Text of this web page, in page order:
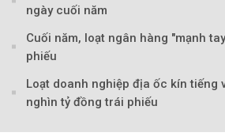
ngày cuối năm
Cuối năm, loạt ngân hàng "mạnh
phiếu
Loạt doanh nghiệp địa ốc kín tiếng
nghìn tỷ đồng trái phiếu